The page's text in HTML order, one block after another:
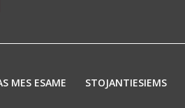
MES ESAME STOJANTIESIEMS